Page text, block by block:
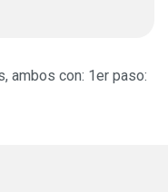
ambos con: 1er paso: